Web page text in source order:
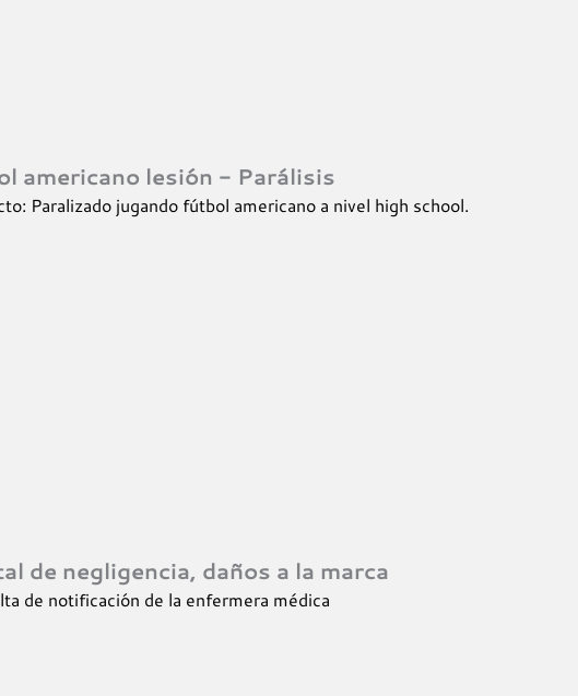
americano lesión - Parálisis
Paralizado jugando fútbol americano a nivel high school.
de negligencia, daños a la marca
de notificación de la enfermera médica